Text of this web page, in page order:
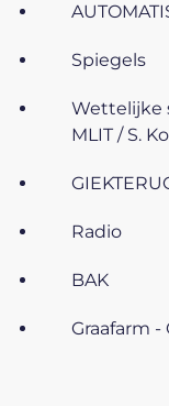
Spiegels
Wettelijke
MLIT / S.
Radio
BAK
Graafarm